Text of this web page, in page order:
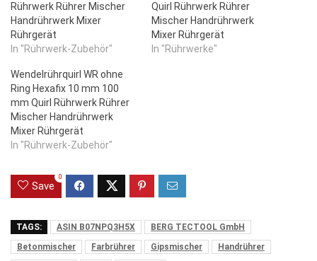
Rührwerk Rührer Mischer
Handrührwerk Mixer
Rührgerät
In "Rührwerk-Zubehör"
Quirl Rührwerk Rührer
Mischer Handrührwerk
Mixer Rührgerät
In "Rührwerke"
Wendelrührquirl WR ohne
Ring Hexafix 10 mm 100
mm Quirl Rührwerk Rührer
Mischer Handrührwerk
Mixer Rührgerät
In "Rührwerk-Zubehör"
Save
0
TAGS: ASIN B07NPQ3H5X
BERG TECTOOL GmbH
Betonmischer
Farbrührer Gipsmischer
Handrührer